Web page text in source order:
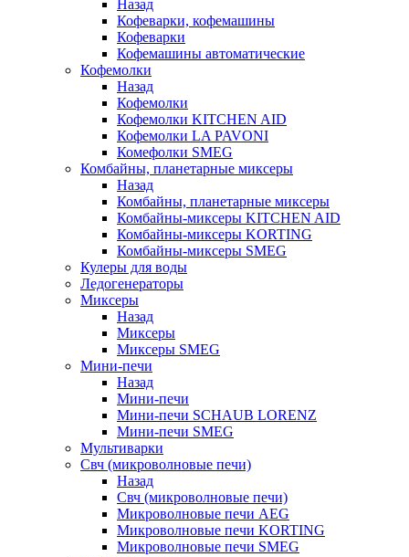
Назад
Кофеварки, кофемашины
Кофеварки
Кофемашины автоматические
Кофемолки
Назад
Кофемолки
Кофемолки KITCHEN AID
Кофемолки LA PAVONI
Комефолки SMEG
Комбайны, планетарные миксеры
Назад
Комбайны, планетарные миксеры
Комбайны-миксеры KITCHEN AID
Комбайны-миксеры KORTING
Комбайны-миксеры SMEG
Кулеры для воды
Ледогенераторы
Миксеры
Назад
Миксеры
Миксеры SMEG
Мини-печи
Назад
Мини-печи
Мини-печи SCHAUB LORENZ
Мини-печи SMEG
Мультиварки
Свч (микроволновые печи)
Назад
Свч (микроволновые печи)
Микроволновые печи AEG
Микроволновые печи KORTING
Микроволновые печи SMEG